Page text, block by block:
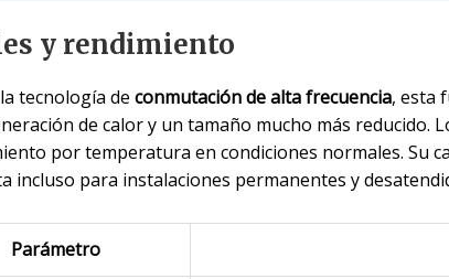
y rendimiento
tecnología de conmutación de alta frecuencia, esta
de calor y un tamaño mucho más reducido.
por temperatura en condiciones normales. Su
incluso para instalaciones permanentes y
Parámetro